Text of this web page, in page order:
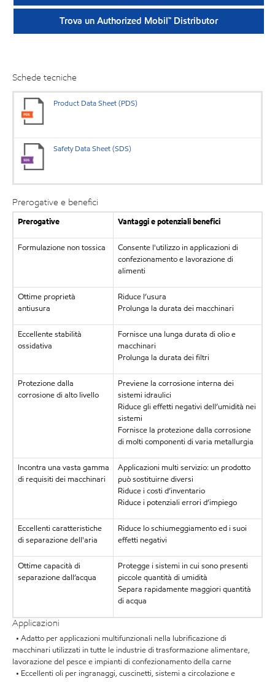
Trova un Authorized Mobil™ Distributor
Schede tecniche
Product Data Sheet (PDS)
Safety Data Sheet (SDS)
Prerogative e benefici
Prerogative Vantaggi e potenziali benefici
Formulazione non tossica
Consente l'utilizzo in applicazioni di
confezionamento e lavorazione di
alimenti
Ottime proprietà
antiusura
Riduce l’usura
Prolunga la durata dei macchinari
Eccellente stabilità
ossidativa
Fornisce una lunga durata di olio e
macchinari
Prolunga la durata dei filtri
Protezione dalla
corrosione di alto livello
Previene la corrosione interna dei
sistemi idraulici
Riduce gli effetti negativi dell’umidità nei
sistemi
Fornisce la protezione dalla corrosione
di molti componenti di varia metallurgia
Incontra una vasta gamma
di requisiti dei macchinari
Applicazioni multi servizio: un prodotto
può sostituirne diversi
Riduce i costi d’inventario
Riduce i potenziali errori d’impiego
Eccellenti caratteristiche
di separazione dell'aria
Riduce lo schiumeggiamento ed i suoi
effetti negativi
Ottime capacità di
separazione dall’acqua
Protegge i sistemi in cui sono presenti
piccole quantità di umidità
Separa rapidamente maggiori quantità
di acqua
Applicazioni
• Adatto per applicazioni multifunzionali nella lubrificazione di
macchinari utilizzati in tutte le industrie di trasformazione alimentare,
lavorazione del pesce e impianti di confezionamento della carne
• Eccellenti oli per ingranaggi, cuscinetti, sistemi a circolazione e